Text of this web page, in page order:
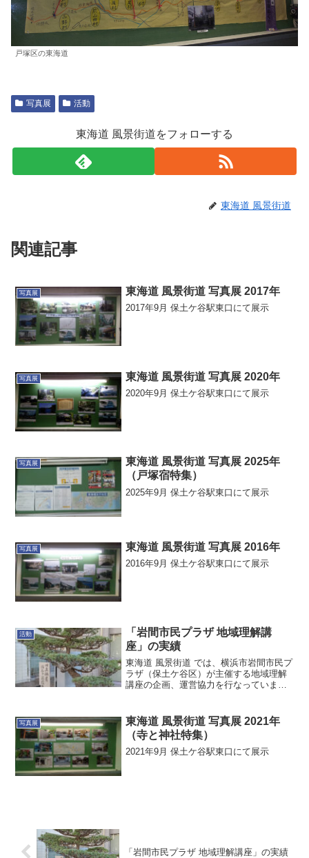
戸塚区の東海道
写真展 活動
東海道 風景街道をフォローする
東海道 風景街道
関連記事
写真展 東海道 風景街道 写真展 2017年
2017年9月 保土ケ谷駅東口にて展示
写真展 東海道 風景街道 写真展 2020年
2020年9月 保土ケ谷駅東口にて展示
写真展
東海道 風景街道 写真展 2025年
（戸塚宿特集）
2025年9月 保土ケ谷駅東口にて展示
写真展 東海道 風景街道 写真展 2016年
2016年9月 保土ケ谷駅東口にて展示
活動
「岩間市民プラザ 地域理解講
座」の実績
東海道 風景街道 では、横浜市岩間市民プ
ラザ（保土ケ谷区）が主催する地域理解
講座の企画、運営協力を行なっていま
写真展
東海道 風景街道 写真展 2021年
（寺と神社特集）
2021年9月 保土ケ谷駅東口にて展示
「岩間市民プラザ 地域理解講座」の実績